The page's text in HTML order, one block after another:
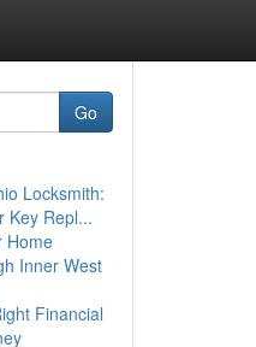
Go
Locksmith:
Key Repl...
Home
Inner West
Financial